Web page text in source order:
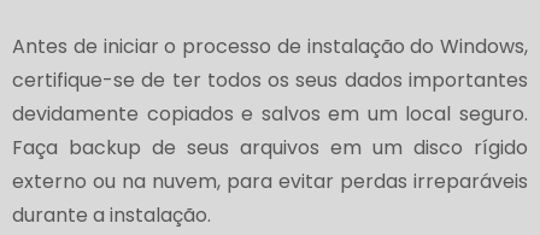
Antes de iniciar o processo de instalação do Windows,
certifique-se de ter todos os seus dados importantes
devidamente copiados e salvos em um local seguro.
Faça backup de seus arquivos em um disco rígido
externo ou na nuvem, para evitar perdas irreparáveis
durante a instalação.